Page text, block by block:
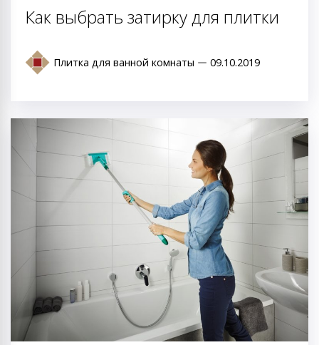
Как выбрать затирку для плитки
Плитка для ванной комнаты 09.10.2019